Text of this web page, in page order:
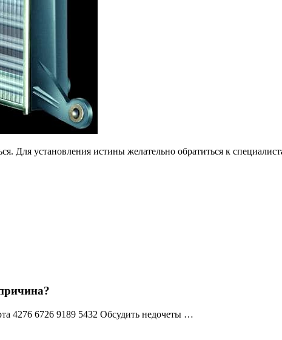
Для установления истины желательно обратиться к
4276 6726 9189 5432 Обсудить недочеты …